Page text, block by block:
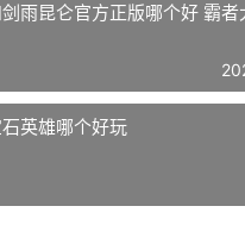
雨昆仑官方正版哪个好 霸者
英雄哪个好玩